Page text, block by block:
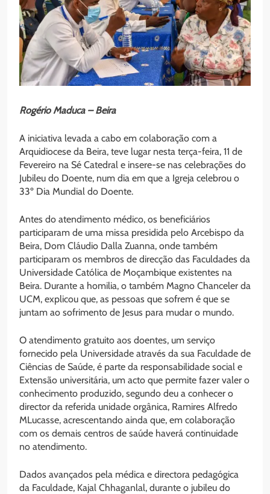
Rogério Maduca – Beira
A iniciativa levada a cabo em colaboração com a
Arquidiocese da Beira, teve lugar nesta terça-feira, 11 de
Fevereiro na Sé Catedral e insere-se nas celebrações do
Jubileu do Doente, num dia em que a Igreja celebrou o
33º Dia Mundial do Doente.
Antes do atendimento médico, os beneficiários
participaram de uma missa presidida pelo Arcebispo da
Beira, Dom Cláudio Dalla Zuanna, onde também
participaram os membros de direcção das Faculdades da
Universidade Católica de Moçambique existentes na
Beira. Durante a homilia, o também Magno Chanceler da
UCM, explicou que, as pessoas que sofrem é que se
juntam ao sofrimento de Jesus para mudar o mundo.
O atendimento gratuito aos doentes, um serviço
fornecido pela Universidade através da sua Faculdade de
Ciências de Saúde, é parte da responsabilidade social e
Extensão universitária, um acto que permite fazer valer o
conhecimento produzido, segundo deu a conhecer o
director da referida unidade orgânica, Ramires Alfredo
MLucasse, acrescentando ainda que, em colaboração
com os demais centros de saúde haverá continuidade
no atendimento.
Dados avançados pela médica e directora pedagógica
da Faculdade, Kajal Chhaganlal, durante o jubileu do